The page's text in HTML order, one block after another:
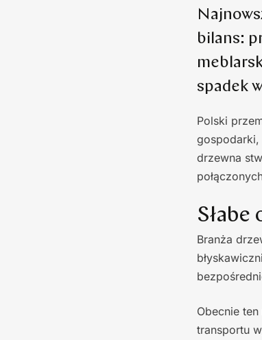
bilans:
spadek
Polski
gospodarki,
drzewna
Branża
Obecnie
transportu